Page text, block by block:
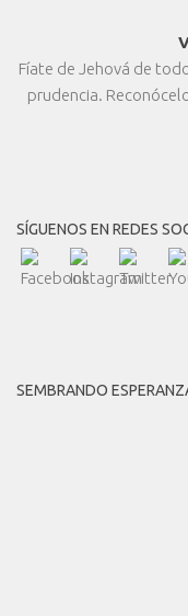
Fíate de Jehová de
prudencia.
SÍGUENOS EN REDES
SEMBRANDO